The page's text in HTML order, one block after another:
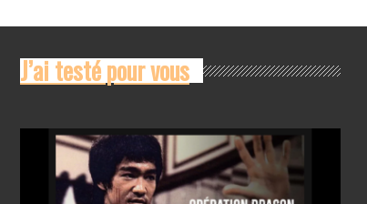
J’ai testé pour vous